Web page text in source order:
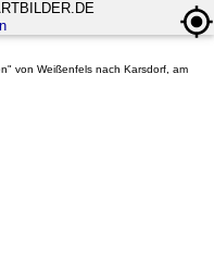
von Weißenfels nach Karsdorf, am